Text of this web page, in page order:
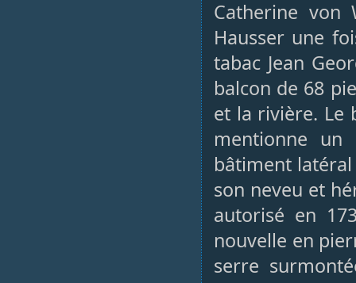
Catherine von
Hausser une
tabac Jean
balcon de 68
et la rivière. Le
mentionne
bâtiment
son neveu et
autorisé en
nouvelle en
serre